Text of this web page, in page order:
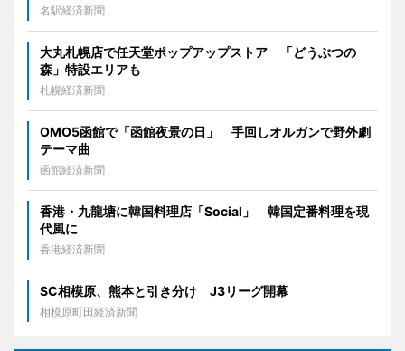
名駅経済新聞
大丸札幌店で任天堂ポップアップストア 「どうぶつの
森」特設エリアも
札幌経済新聞
OMO5函館で「函館夜景の日」 手回しオルガンで野外劇
テーマ曲
函館経済新聞
香港・九龍塘に韓国料理店「Social」 韓国定番料理を現
代風に
香港経済新聞
SC相模原、熊本と引き分け J3リーグ開幕
相模原町田経済新聞